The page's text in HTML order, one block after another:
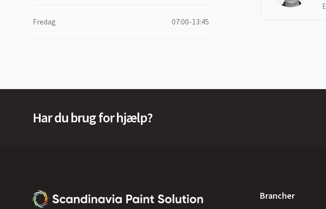
Fredag 07:00-13:45
Har du brug for hjælp?
Brancher